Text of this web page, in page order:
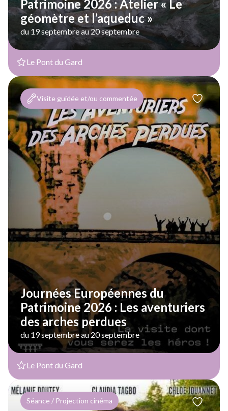
Patrimoine 2026 : Atelier « Le
géomètre et l’aqueduc »
du 19 septembre au 20 septembre
Le Pont du Gard
Journées Européennes du
Patrimoine 2026 : Les aventuriers
des arches perdues
du 19 septembre au 20 septembre
Visite guidée et/ou commentée
Le Pont du Gard
Séance / Projection cinéma